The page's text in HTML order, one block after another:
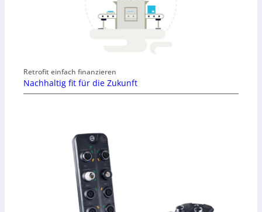
Retrofit einfach finanzieren
Nachhaltig fit für die Zukunft